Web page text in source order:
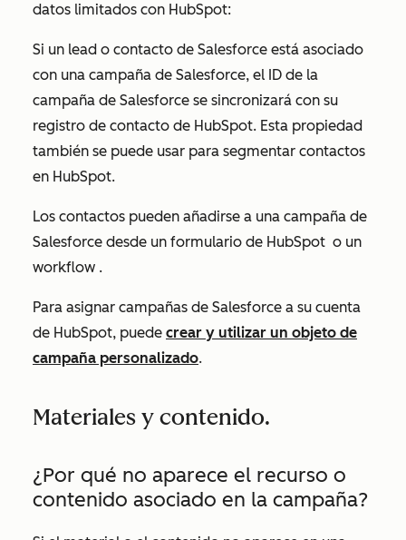
datos limitados con HubSpot:
Si un lead o contacto de Salesforce está asociado
con una campaña de Salesforce, el ID de la
campaña de Salesforce se sincronizará con su
registro de contacto de HubSpot. Esta propiedad
también se puede usar para segmentar contactos
en HubSpot.
Los contactos pueden añadirse a una campaña de
Salesforce desde un formulario de HubSpot o un
workflow .
Para asignar campañas de Salesforce a su cuenta
de HubSpot, puede crear y utilizar un objeto de
campaña personalizado.
Materiales y contenido.
¿Por qué no aparece el recurso o
contenido asociado en la campaña?